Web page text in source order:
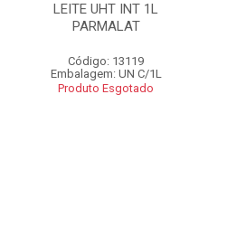
LEITE UHT INT 1L
PARMALAT
Código: 13119
Embalagem: UN C/1L
Produto Esgotado